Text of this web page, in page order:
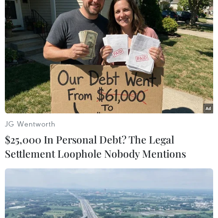
TIN LIÊN QUAN
JG Wentworth
$25,000 In Personal Debt? The Legal
Settlement Loophole Nobody Mentions